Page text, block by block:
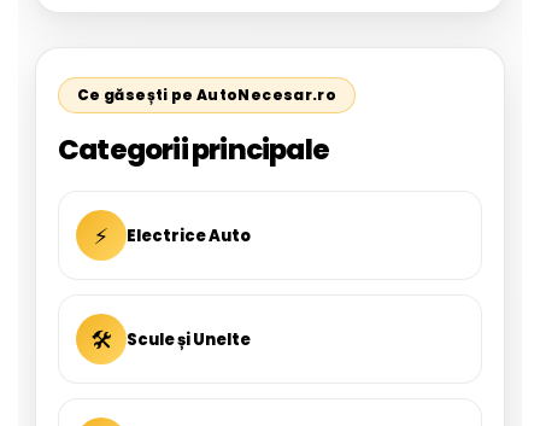
Ce găsești pe AutoNecesar.ro
Categorii principale
⚡ Electrice Auto
🛠 Scule și Unelte